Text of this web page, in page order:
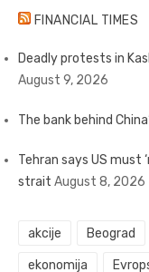
FINANCIAL TIMES
Deadly protests in
August 9, 2026
The bank behind
Tehran says US must
strait August 8, 2026
akcije Beograd
ekonomija